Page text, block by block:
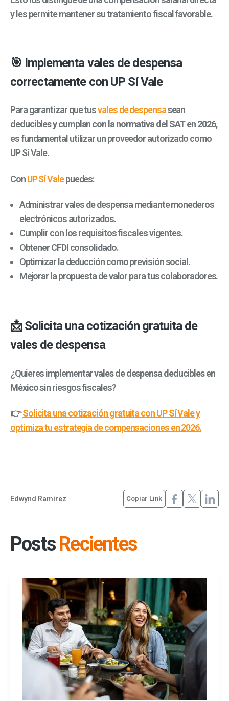
y les permite mantener su tratamiento fiscal favorable.
🎯 Implementa vales de despensa
correctamente con UP Sí Vale
Para garantizar que tusvales de despensasean
deducibles y cumplan con la normativa del SAT en 2026,
es fundamental utilizar un proveedor autorizado como
UP Sí Vale.
ConUP Sí Valepuedes:
Administrar vales de despensa mediante monederos
electrónicos autorizados.
Cumplir con los requisitos fiscales vigentes.
Obtener CFDI consolidado.
Optimizar la deducción como previsión social.
Mejorar la propuesta de valor para tus colaboradores.
📩 Solicita una cotización gratuita de
vales de despensa
¿Quieres implementarvales de despensa deducibles en
Méxicosin riesgos fiscales?
👉Solicita una cotización gratuita con UP Sí Valey
optimiza tu estrategia de compensaciones en 2026.
Edwynd Ramirez Copiar Link
Posts Recientes